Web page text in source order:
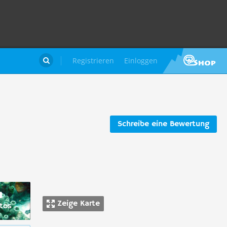
Registrieren Einloggen

Schreibe eine Bewertung
Zeige Karte